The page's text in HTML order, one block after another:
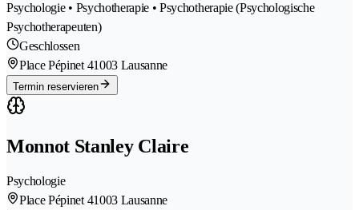
Psychologie • Psychotherapie • Psychotherapie (Psychologische
Psychotherapeuten)
Geschlossen
Place Pépinet 41003 Lausanne
Termin reservieren
Monnot Stanley Claire
Psychologie
Place Pépinet 41003 Lausanne